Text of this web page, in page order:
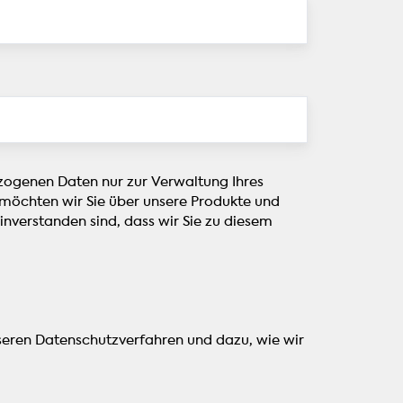
Daten nur zur Verwaltung Ihres
wir Sie über unsere Produkte und
sind, dass wir Sie zu diesem
Datenschutzverfahren und dazu, wie wir